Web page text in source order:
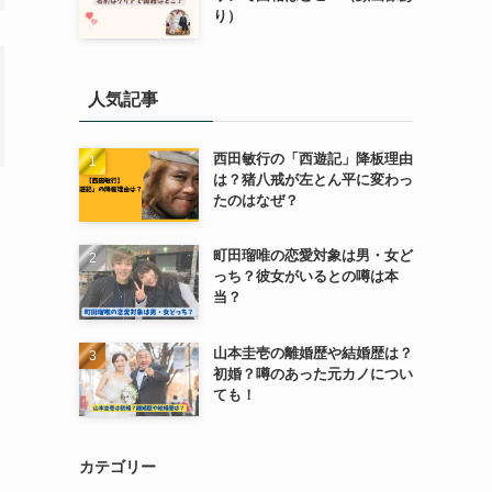
り）
人気記事
西田敏行の「西遊記」降板理由
は？猪八戒が左とん平に変わっ
たのはなぜ？
町田瑠唯の恋愛対象は男・女ど
っち？彼女がいるとの噂は本
当？
山本圭壱の離婚歴や結婚歴は？
初婚？噂のあった元カノについ
ても！
カテゴリー